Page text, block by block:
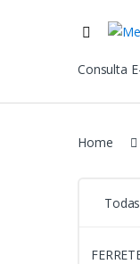
Consulta
Home